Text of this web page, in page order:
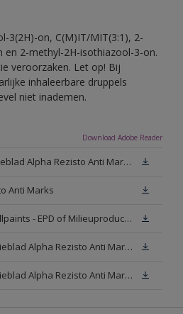
3(2H)-on, C(M)IT/MIT(3:1), 2-
en 2-methyl-2H-isothiazool-3-on.
veroorzaken. Let op! Bij
inhaleerbare druppels
niet inademen.
Download Adobe Reader
Technisch Informatieblad Alpha Rezisto Anti Marks (PDF)
Anti Marks
Sikkens Interior Wallpaints - EPD of Milieuproductverklaring
Veiligheidsinformatieblad Alpha Rezisto Anti Marks Mat White W05 (MSDS)
Veiligheidsinformatieblad Alpha Rezisto Anti Marks Mat N00 (MSDS)